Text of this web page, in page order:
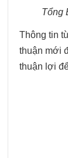
Tổng
Thông tin
thuận mới
thuận lợi